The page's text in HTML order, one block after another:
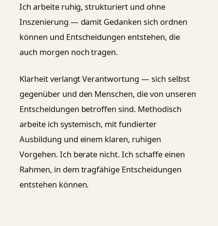
Ich arbeite ruhig, strukturiert und ohne
Inszenierung — damit Gedanken sich ordnen
können und Entscheidungen entstehen, die
auch morgen noch tragen.
Klarheit verlangt Verantwortung — sich selbst
gegenüber und den Menschen, die von unseren
Entscheidungen betroffen sind. Methodisch
arbeite ich systemisch, mit fundierter
Ausbildung und einem klaren, ruhigen
Vorgehen. Ich berate nicht. Ich schaffe einen
Rahmen, in dem tragfähige Entscheidungen
entstehen können.